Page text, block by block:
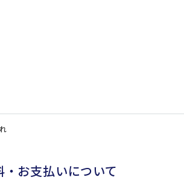
・お支払いについて